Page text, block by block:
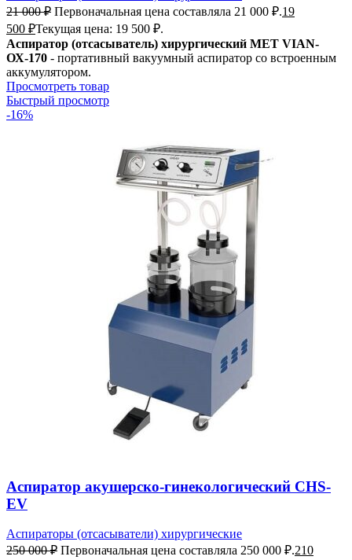
21 000₽ Первоначальная цена составляла 21 000 ₽.19
500 ₽Текущая цена: 19 500 ₽.
Аспиратор (отсасыватель) хирургический MET VIAN-
ОХ-170 - портативный вакуумный аспиратор со встроенным
аккумулятором.
Просмотреть товар
Быстрый просмотр
-16%
Аспиратор акушерско-гинекологический CHS-
EV
Аспираторы (отсасыватели) хирургические
250 000₽ Первоначальная цена составляла 250 000 ₽.210